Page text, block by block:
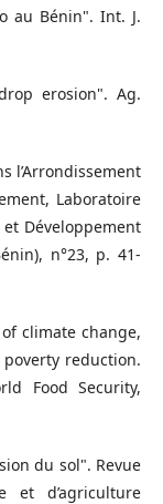
au Bénin". Int. J.
erosion". Ag.
l’Arrondissement
Laboratoire
et Développement
n°23, p. 41-
climate change,
reduction.
Food Security,
du sol". Revue
et d’agriculture